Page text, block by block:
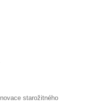
starožitného